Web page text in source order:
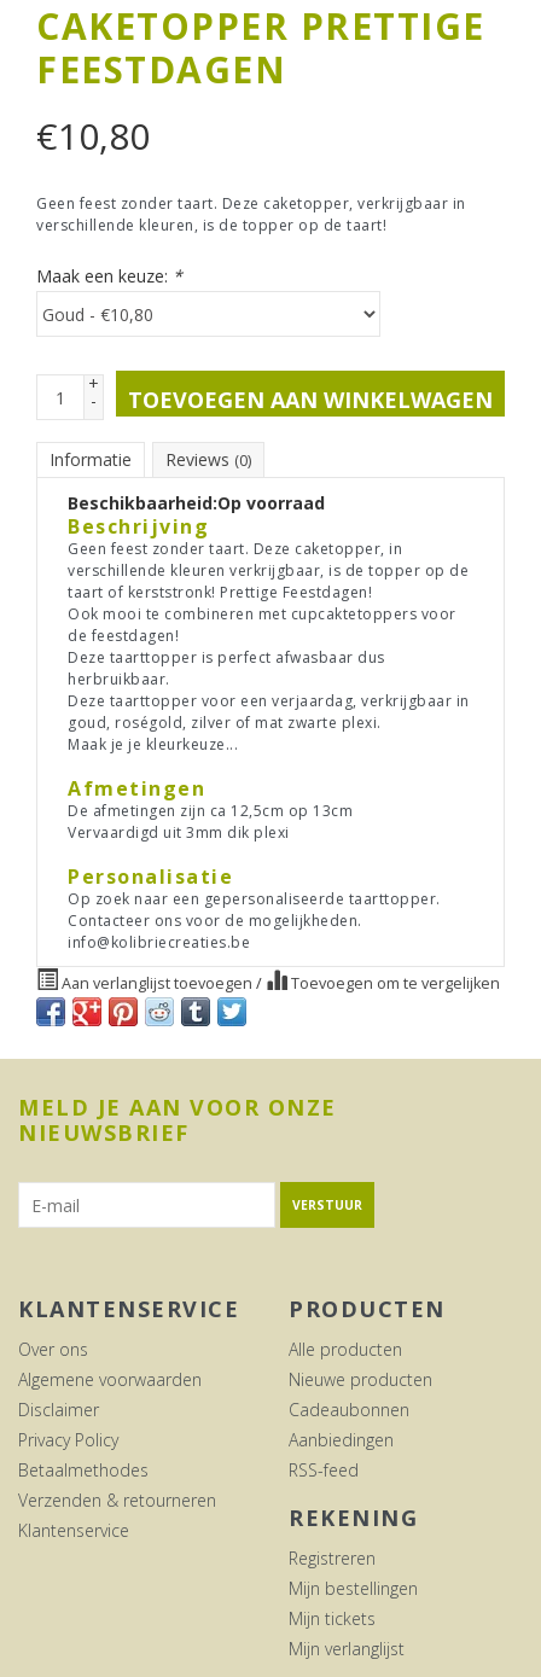
CAKETOPPER PRETTIGE
FEESTDAGEN
€10,80
Geen feest zonder taart. Deze caketopper, verkrijgbaar in
verschillende kleuren, is de topper op de taart!
Maak een keuze: *
+
- TOEVOEGEN AAN WINKELWAGEN
Informatie Reviews (0)
Beschikbaarheid:Op voorraad
Beschrijving
Geen feest zonder taart. Deze caketopper, in
verschillende kleuren verkrijgbaar, is de topper op de
taart of kerststronk! Prettige Feestdagen!
Ook mooi te combineren met cupcaktetoppers voor
de feestdagen!
Deze taarttopper is perfect afwasbaar dus
herbruikbaar.
Deze taarttopper voor een verjaardag, verkrijgbaar in
goud, roségold, zilver of mat zwarte plexi.
Maak je je kleurkeuze...
Afmetingen
De afmetingen zijn ca 12,5cm op 13cm
Vervaardigd uit 3mm dik plexi
Personalisatie
Op zoek naar een gepersonaliseerde taarttopper.
Contacteer ons voor de mogelijkheden.
info@kolibriecreaties.be
Aan verlanglijst toevoegen / Toevoegen om te vergelijken
MELD JE AAN VOOR ONZE
NIEUWSBRIEF
VERSTUUR
KLANTENSERVICE
Over ons
Algemene voorwaarden
Disclaimer
Privacy Policy
Betaalmethodes
Verzenden & retourneren
Klantenservice
PRODUCTEN
Alle producten
Nieuwe producten
Cadeaubonnen
Aanbiedingen
RSS-feed
REKENING
Registreren
Mijn bestellingen
Mijn tickets
Mijn verlanglijst